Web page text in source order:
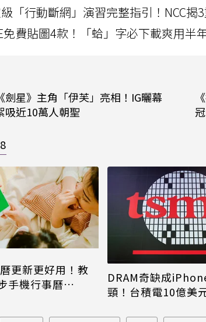
「行動斷網」演習完整指引！NCC
免費貼圖4款！「蛤」字必下載爽用半
劍星》主角「伊芙」亮相！IG曬幕
吸近10萬人朝聖
更新更好用！教
手機行事曆
DRAM奇缺成
頸！台積電10億美